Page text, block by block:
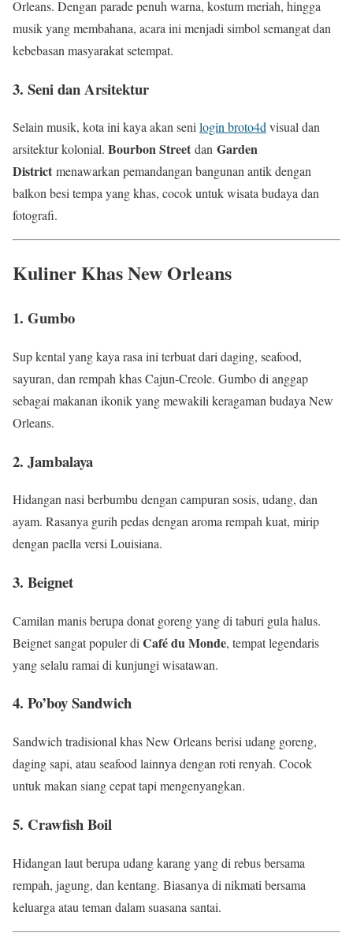
Orleans. Dengan parade penuh warna, kostum meriah, hingga
musik yang membahana, acara ini menjadi simbol semangat dan
kebebasan masyarakat setempat.
3. Seni dan Arsitektur
Selain musik, kota ini kaya akan senilogin broto4dvisual dan
arsitektur kolonial. Bourbon Street dan Garden
District menawarkan pemandangan bangunan antik dengan
balkon besi tempa yang khas, cocok untuk wisata budaya dan
fotografi.
Kuliner Khas New Orleans
1. Gumbo
Sup kental yang kaya rasa ini terbuat dari daging, seafood,
sayuran, dan rempah khas Cajun-Creole. Gumbo di anggap
sebagai makanan ikonik yang mewakili keragaman budaya New
Orleans.
2. Jambalaya
Hidangan nasi berbumbu dengan campuran sosis, udang, dan
ayam. Rasanya gurih pedas dengan aroma rempah kuat, mirip
dengan paella versi Louisiana.
3. Beignet
Camilan manis berupa donat goreng yang di taburi gula halus.
Beignet sangat populer di Café du Monde, tempat legendaris
yang selalu ramai di kunjungi wisatawan.
4. Po’boy Sandwich
Sandwich tradisional khas New Orleans berisi udang goreng,
daging sapi, atau seafood lainnya dengan roti renyah. Cocok
untuk makan siang cepat tapi mengenyangkan.
5. Crawfish Boil
Hidangan laut berupa udang karang yang di rebus bersama
rempah, jagung, dan kentang. Biasanya di nikmati bersama
keluarga atau teman dalam suasana santai.